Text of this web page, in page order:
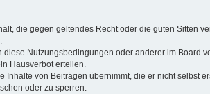
die gegen geltendes Recht oder die guten Sitten
Nutzungsbedingungen oder anderer im Board
Hausverbot erteilen.
Inhalte von Beiträgen übernimmt, die er nicht selbst
oder zu sperren.